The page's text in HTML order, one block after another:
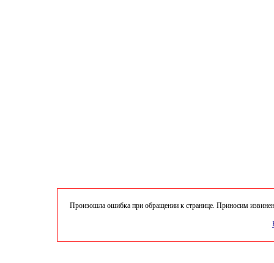
Произошла ошибка при обращении к странице. Приносим